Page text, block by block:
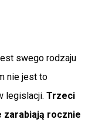
swego rodzaju
nie jest to
legislacji. Trzeci
zarabiają rocznie